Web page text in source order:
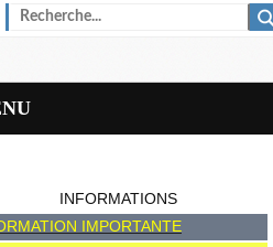
INFORMATIONS
IMPORTANTE